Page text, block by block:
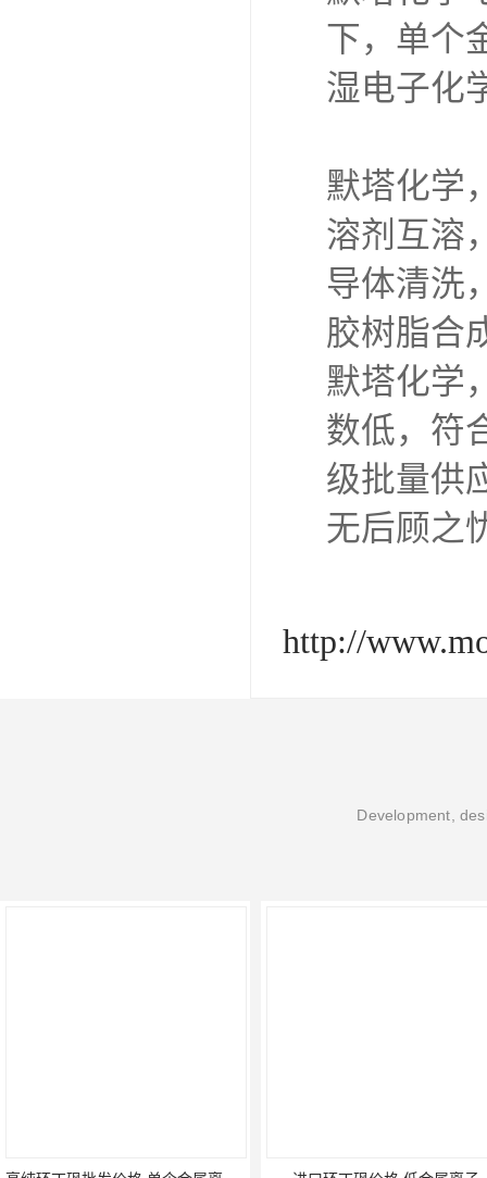
下，单个
湿电子化
默塔化学
溶剂互溶
导体清洗
胶树脂合
默塔化学
数低，符
级批量供
无后顾之
http://
Development,